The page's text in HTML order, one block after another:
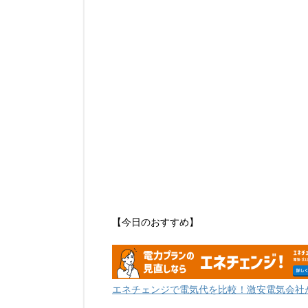
【今日のおすすめ】
エネチェンジで電気代を比較！激安電気会社